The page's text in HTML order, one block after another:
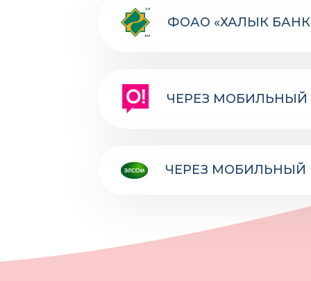
ФОАО «ХАЛЫК
ЧЕРЕЗ МОБИЛЬНЫЙ
ЧЕРЕЗ